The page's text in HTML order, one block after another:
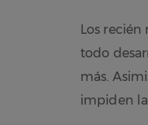
Los recién
todo
más.
impiden